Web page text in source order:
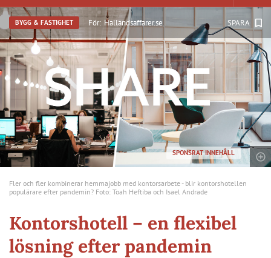
SPONSRAT INNEHÅLL
BYGG & FASTIGHET För: Hallandsaffarer.se SPARA
Fler och fler kombinerar hemmajobb med kontorsarbete - blir kontorshotellen
populärare efter pandemin? Foto: Toah Heftiba och Isael Andrade
Kontorshotell – en flexibel
lösning efter pandemin